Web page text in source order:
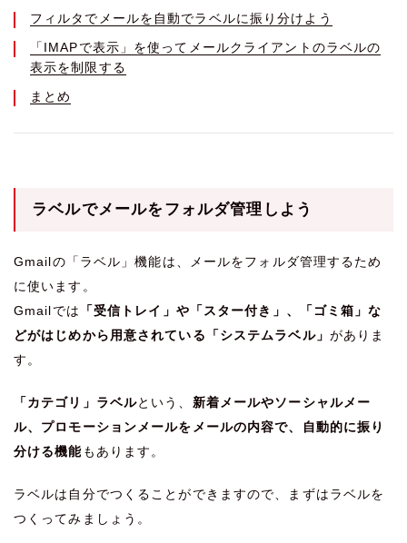
フィルタでメールを自動でラベルに振り分けよう
「IMAPで表示」を使ってメールクライアントのラベルの
表示を制限する
まとめ
ラベルでメールをフォルダ管理しよう
Gmailの「ラベル」機能は、メールをフォルダ管理するため
に使います。
Gmailでは
「受信トレイ」や「スター付き」、「ゴミ箱」な
どがはじめから用意されている「システムラベル」 がありま
す。
「カテゴリ」ラベルという、 新着メールやソーシャルメー
ル、プロモーションメールをメールの内容で、自動的に振り
分ける機能もあります。
ラベルは自分でつくることができますので、まずはラベルを
つくってみましょう。